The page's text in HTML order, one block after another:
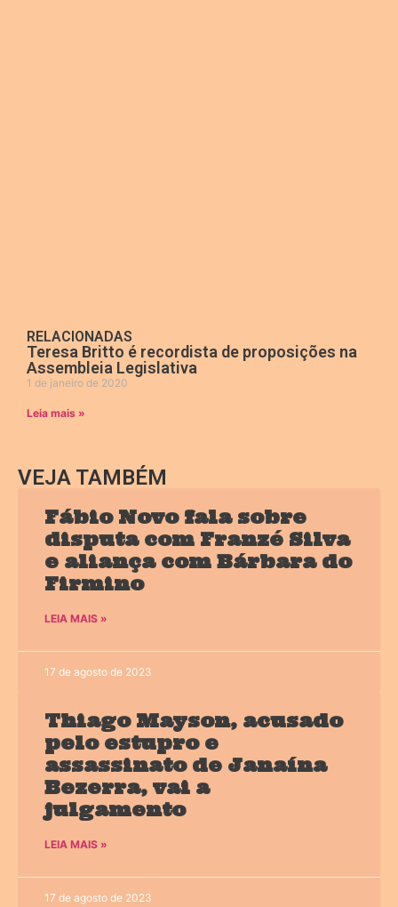
RELACIONADAS
Teresa Britto é recordista de proposições na
Assembleia Legislativa
1 de janeiro de 2020
Leia mais »
VEJA TAMBÉM
Fábio Novo fala sobre
disputa com Franzé Silva
e aliança com Bárbara do
Firmino
LEIA MAIS »
17 de agosto de 2023
Thiago Mayson, acusado
pelo estupro e
assassinato de Janaína
Bezerra, vai a
julgamento
LEIA MAIS »
17 de agosto de 2023